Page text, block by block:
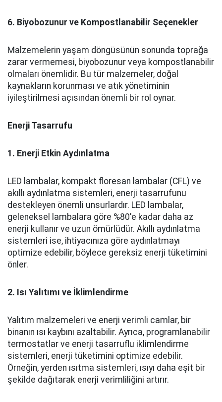
6. Biyobozunur ve Kompostlanabilir Seçenekler
Malzemelerin yaşam döngüsünün sonunda toprağa
zarar vermemesi, biyobozunur veya kompostlanabilir
olmaları önemlidir. Bu tür malzemeler, doğal
kaynakların korunması ve atık yönetiminin
iyileştirilmesi açısından önemli bir rol oynar.
Enerji Tasarrufu
1. Enerji Etkin Aydınlatma
LED lambalar, kompakt floresan lambalar (CFL) ve
akıllı aydınlatma sistemleri, enerji tasarrufunu
destekleyen önemli unsurlardır. LED lambalar,
geleneksel lambalara göre %80'e kadar daha az
enerji kullanır ve uzun ömürlüdür. Akıllı aydınlatma
sistemleri ise, ihtiyacınıza göre aydınlatmayı
optimize edebilir, böylece gereksiz enerji tüketimini
önler.
2. Isı Yalıtımı ve İklimlendirme
Yalıtım malzemeleri ve enerji verimli camlar, bir
binanın ısı kaybını azaltabilir. Ayrıca, programlanabilir
termostatlar ve enerji tasarruflu iklimlendirme
sistemleri, enerji tüketimini optimize edebilir.
Örneğin, yerden ısıtma sistemleri, ısıyı daha eşit bir
şekilde dağıtarak enerji verimliliğini artırır.